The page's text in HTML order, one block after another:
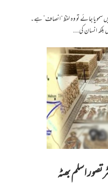
سمویا جائے تو وہ لفظ “انصاف” ہے۔
بلکہ انسان کی...
اسلم بھٹہ